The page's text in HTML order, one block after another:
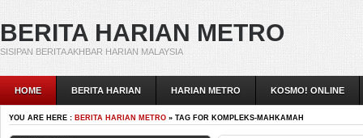
BERITA HARIAN METRO
SISIPAN BERITA AKHBAR HARIAN MALAYSIA
HOME BERITA HARIAN HARIAN METRO KOSMO! ONLINE
YOU ARE HERE : BERITA HARIAN METRO » TAG FOR KOMPLEKS-MAHKAMAH